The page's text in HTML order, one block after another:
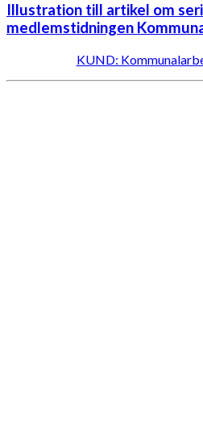
Illustration till artikel om
medlemstidningen
KUND: